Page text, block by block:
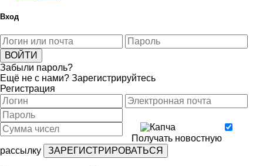
Вход
Забыли пароль?
Ещё не с нами? Зарегистрируйтесь
Регистрация
Получать новостную
рассылку